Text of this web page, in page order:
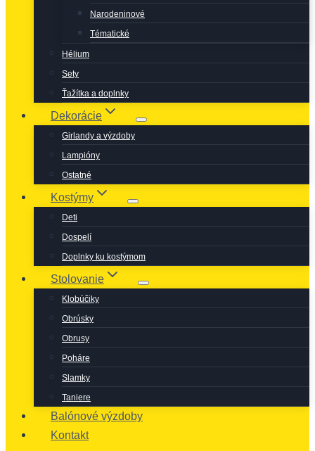
Narodeninové
Tématické
Hélium
Sety
Ťažítka a doplnky
Dekorácie
Girlandy a výzdoby
Lampióny
Ostatné
Kostýmy
Deti
Dospelí
Doplnky ku kostýmom
Stolovanie
Klobúčiky
Obrúsky
Obrusy
Poháre
Slamky
Taniere
Balónové výzdoby
Kontakt